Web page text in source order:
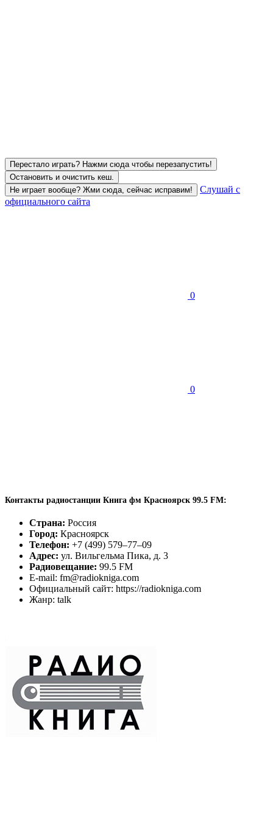
Перестало играть? Нажми сюда чтобы перезапустить!
Остановить и очистить кеш.
Не играет вообще? Жми сюда, сейчас исправим!
Слушай с
официального сайта
0
0
Контакты радиостанции Книга фм Красноярск 99.5 FM:
Страна: Россия
Город: Красноярск
Телефон: +7 (499) 579‒77‒09
Адрес: ул. Вильгельма Пика, д. 3
Радиовещание: 99.5 FM
E-mail: fm@radiokniga.com
Официальный сайт: https://radiokniga.com
Жанр: talk